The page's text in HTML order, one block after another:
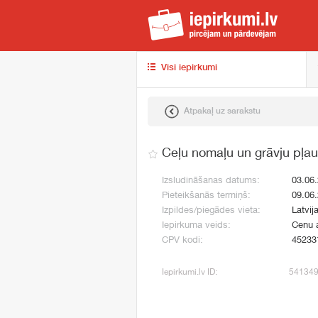
Visi iepirkumi
Atpakaļ uz sarakstu
Ceļu nomaļu un grāvju
Izsludināšanas datums:
Pieteikšanās termiņš:
Izpildes/piegādes vieta:
Iepirkuma veids:
Cenu
CPV kodi:
Iepirkumi.lv ID: